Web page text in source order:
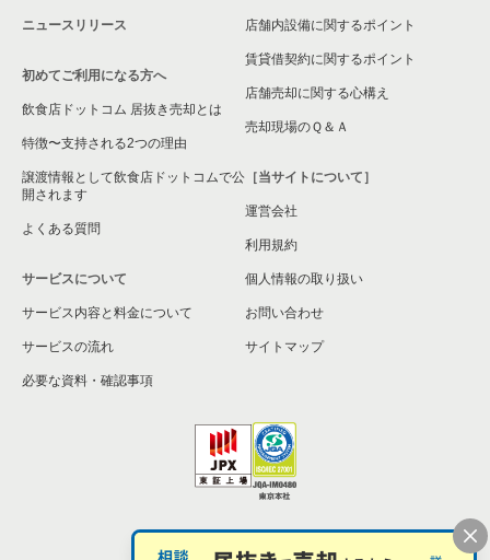
東京都下の洋食の居抜き売却物件の案件一覧
東京都下のその他の居抜き売却物件の案件一覧
ニュースリリース
初めてご利用になる方へ
飲食店ドットコム 居抜き売却とは
特徴〜支持される2つの理由
譲渡情報として飲食店ドットコムで公
開されます
よくある質問
サービスについて
サービス内容と料金について
サービスの流れ
必要な資料・確認事項
店舗内設備に関するポイント
賃貸借契約に関するポイント
店舗売却に関する心構え
売却現場のＱ＆Ａ
［当サイトについて］
運営会社
利用規約
個人情報の取り扱い
お問い合わせ
サイトマップ
個人情報の取扱い